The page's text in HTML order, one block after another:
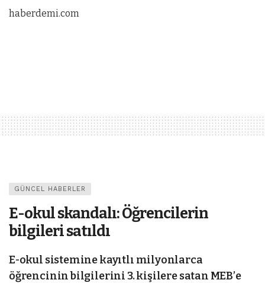
haberdemi.com
GÜNCEL HABERLER
E-okul skandalı: Öğrencilerin
bilgileri satıldı
E-okul sistemine kayıtlı milyonlarca
öğrencinin bilgilerini 3. kişilere satan MEB’e